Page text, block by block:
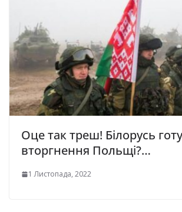
Оце так треш! Білорусь
вторгнення Польщі?…
1 Листопада, 2022